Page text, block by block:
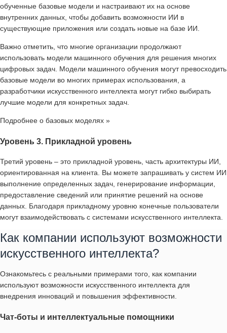
обученные базовые модели и настраивают их на основе
внутренних данных, чтобы добавить возможности ИИ в
существующие приложения или создать новые на базе ИИ.
Важно отметить, что многие организации продолжают
использовать модели машинного обучения для решения многих
цифровых задач. Модели машинного обучения могут превосходить
базовые модели во многих примерах использования, а
разработчики искусственного интеллекта могут гибко выбирать
лучшие модели для конкретных задач.
Подробнее о базовых моделях »
Уровень 3. Прикладной уровень
Третий уровень – это прикладной уровень, часть архитектуры ИИ,
ориентированная на клиента. Вы можете запрашивать у систем ИИ
выполнение определенных задач, генерирование информации,
предоставление сведений или принятие решений на основе
данных. Благодаря прикладному уровню конечные пользователи
могут взаимодействовать с системами искусственного интеллекта.
Как компании используют возможности
искусственного интеллекта?
Ознакомьтесь с реальными примерами того, как компании
используют возможности искусственного интеллекта для
внедрения инноваций и повышения эффективности.
Чат-боты и интеллектуальные помощники